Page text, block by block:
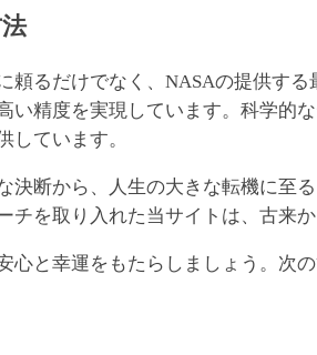
頼るだけでなく、NASAの提供す
い精度を実現しています。科学的
しています。
決断から、人生の大きな転機に至
を取り入れた当サイトは、古来
心と幸運をもたらしましょう。次